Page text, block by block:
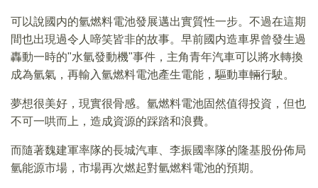
可以說國内的氫燃料電池發展邁出實質性一步。不過在這期
間也出現過令人啼笑皆非的故事。早前國内造車界曾發生過
轟動一時的"水氫發動機"事件，主角青年汽車可以將水轉換
成為氫氣，再輸入氫燃料電池產生電能，驅動車輛行駛。
夢想很美好，現實很骨感。氫燃料電池固然值得投資，但也
不可一哄而上，造成資源的踩踏和浪費。
而隨著魏建軍率隊的長城汽車、李振國率隊的隆基股份佈局
氫能源市場，市場再次燃起對氫燃料電池的預期。